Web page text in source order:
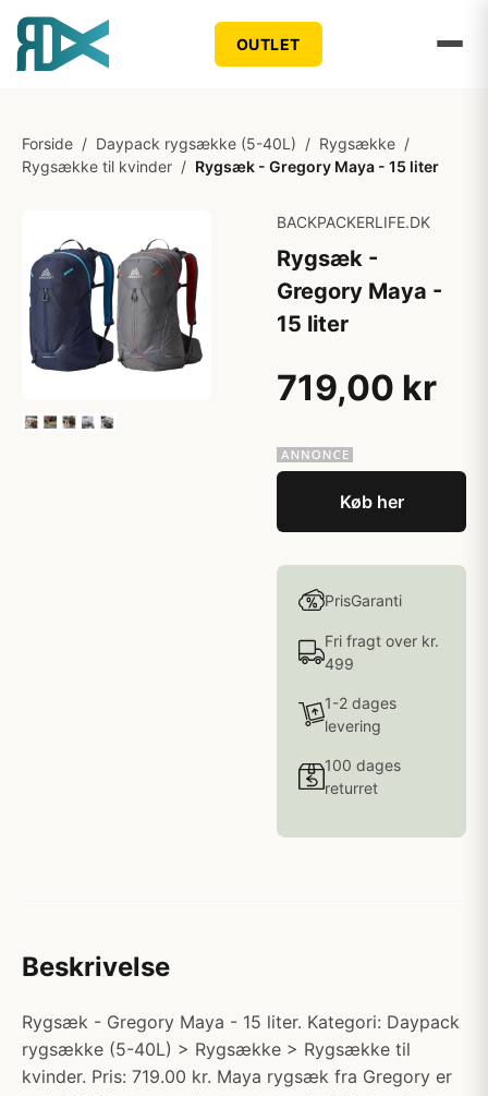
OUTLET
Forside / Daypack rygsække (5-40L) / Rygsække /
Rygsække til kvinder / Rygsæk - Gregory Maya - 15 liter
BACKPACKERLIFE.DK
Rygsæk -
Gregory Maya -
15 liter
719,00 kr
Køb her
PrisGaranti
Fri fragt over kr.
499
1-2 dages
levering
100 dages
returret
Beskrivelse
Rygsæk - Gregory Maya - 15 liter. Kategori: Daypack
rygsække (5-40L) > Rygsække > Rygsække til
kvinder. Pris: 719.00 kr. Maya rygsæk fra Gregory er